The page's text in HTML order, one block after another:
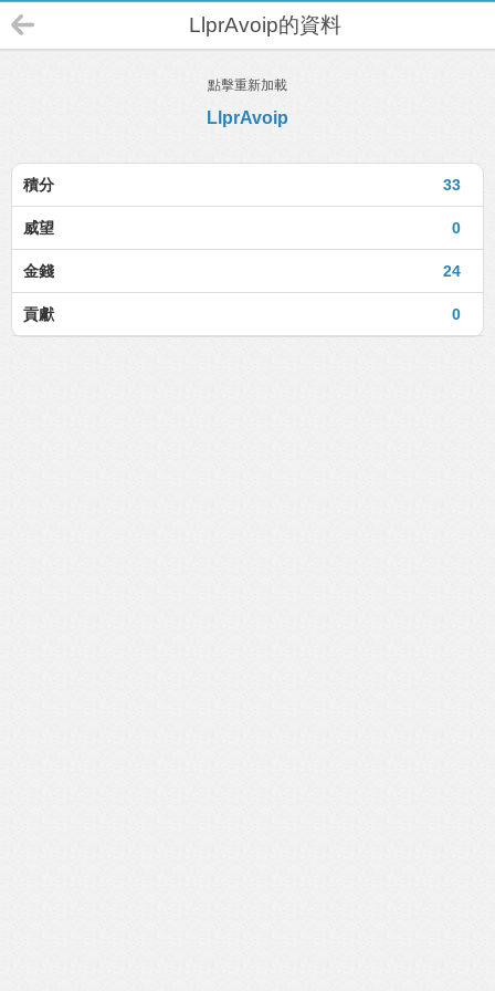
LlprAvoip的資料
點擊重新加載
LlprAvoip
33
積分
0
威望
24
金錢
0
貢獻